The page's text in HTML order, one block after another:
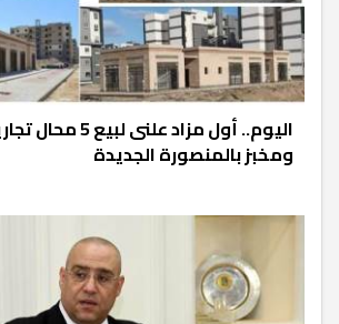
اليوم.. أول مزاد
ومخبز بالمنصورة الجديدة